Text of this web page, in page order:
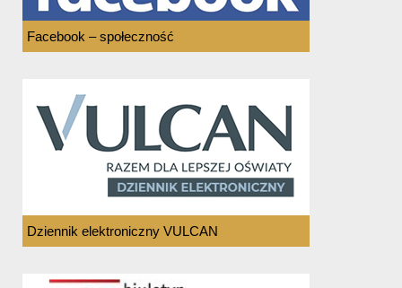
Facebook – społeczność
Dziennik elektroniczny VULCAN